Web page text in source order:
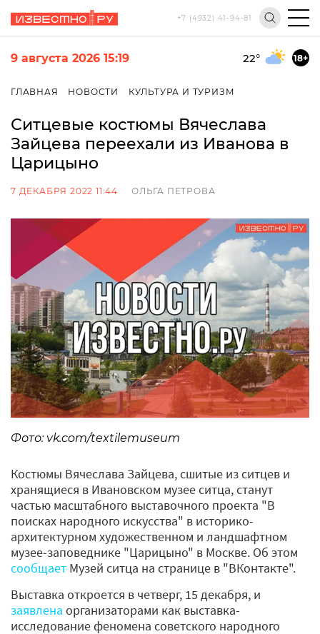
+7 (4932) 41-94-81
9 августа 2026 15:19 22° 18+
ГЛАВНАЯ НОВОСТИ КУЛЬТУРА И ТУРИЗМ
Ситцевые костюмы Вячеслава
Зайцева переехали из Иванова в
Царицыно
7 ДЕКАБРЯ 2022 11:44 ОЛЬГА ПЕТРОВА
Фото: vk.com/textilemuseum
Костюмы Вячеслава Зайцева, сшитые из ситцев и
хранящиеся в Ивановском музее ситца, станут
частью масштабного выставочного проекта "В
поисках народного искусства" в историко-
архитектурном художественном и ландшафтном
музее-заповеднике "Царицыно" в Москве. Об этом
сообщает Музей ситца на странице в "ВКонтакте".
Выставка откроется в четверг, 15 декабря, и
заявлена организаторами как выставка-
исследование феномена советского народного